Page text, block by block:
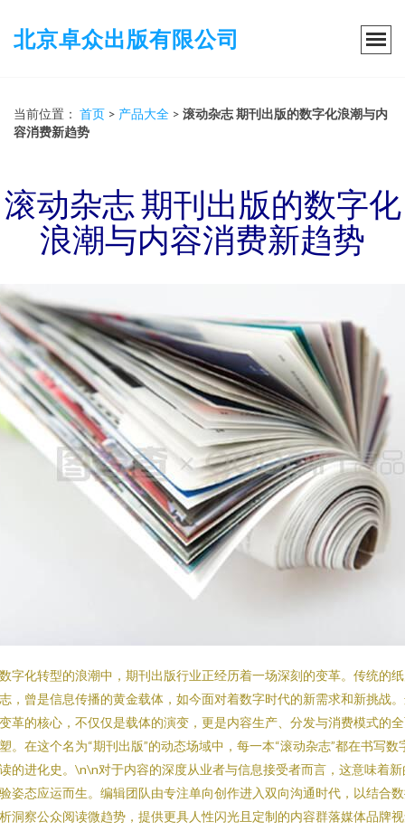
北京卓众出版有限公司
当前位置： 首页 > 产品大全 > 滚动杂志 期刊出版的数字化浪潮与内
容消费新趋势
滚动杂志 期刊出版的数字化
浪潮与内容消费新趋势
字化转型的浪潮中，期刊出版行业正经历着一场深刻的变革。传统的
，曾是信息传播的黄金载体，如今面对着数字时代的新需求和新挑战
革的核心，不仅仅是载体的演变，更是内容生产、分发与消费模式的
。在这个名为“期刊出版”的动态场域中，每一本“滚动杂志”都在书写数
的进化史。\n\n对于内容的深度从业者与信息接受者而言，这意味着新
姿态应运而生。编辑团队由专注单向创作进入双向沟通时代，以结合
洞察公众阅读微趋势，提供更具人性闪光且定制的内容群落媒体品牌